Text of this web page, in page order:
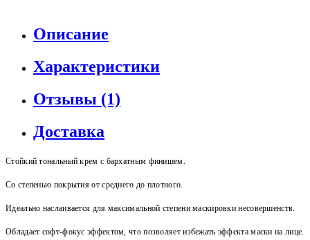
Описание
Характеристики
Отзывы (1)
Доставка
Стойкий тональный крем с бархатным финишем.
Со степенью покрытия от среднего до плотного.
Идеально наслаивается для максимальной степени маскировки несовершенств.
Обладает софт-фокус эффектом, что позволяет избежать эффекта маски на лице.